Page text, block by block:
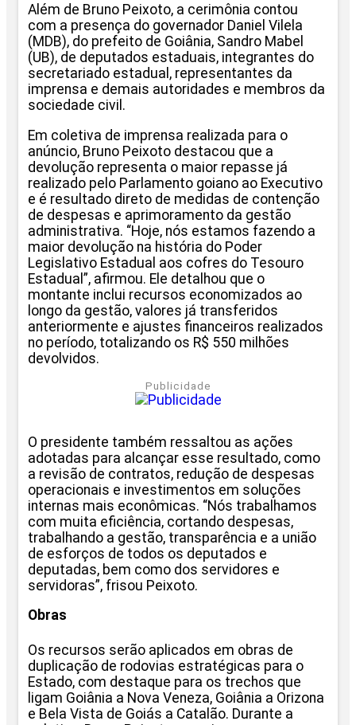
Além de Bruno Peixoto, a cerimônia contou
com a presença do governador Daniel Vilela
(MDB), do prefeito de Goiânia, Sandro Mabel
(UB), de deputados estaduais, integrantes do
secretariado estadual, representantes da
imprensa e demais autoridades e membros da
sociedade civil.
Em coletiva de imprensa realizada para o
anúncio, Bruno Peixoto destacou que a
devolução representa o maior repasse já
realizado pelo Parlamento goiano ao Executivo
e é resultado direto de medidas de contenção
de despesas e aprimoramento da gestão
administrativa. “Hoje, nós estamos fazendo a
maior devolução na história do Poder
Legislativo Estadual aos cofres do Tesouro
Estadual”, afirmou. Ele detalhou que o
montante inclui recursos economizados ao
longo da gestão, valores já transferidos
anteriormente e ajustes financeiros realizados
no período, totalizando os R$ 550 milhões
devolvidos.
Publicidade
O presidente também ressaltou as ações
adotadas para alcançar esse resultado, como
a revisão de contratos, redução de despesas
operacionais e investimentos em soluções
internas mais econômicas. “Nós trabalhamos
com muita eficiência, cortando despesas,
trabalhando a gestão, transparência e a união
de esforços de todos os deputados e
deputadas, bem como dos servidores e
servidoras”, frisou Peixoto.
Obras
Os recursos serão aplicados em obras de
duplicação de rodovias estratégicas para o
Estado, com destaque para os trechos que
ligam Goiânia a Nova Veneza, Goiânia a Orizona
e Bela Vista de Goiás a Catalão. Durante a